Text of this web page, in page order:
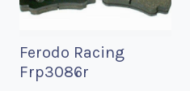
Ferodo Racing
Frp3086r